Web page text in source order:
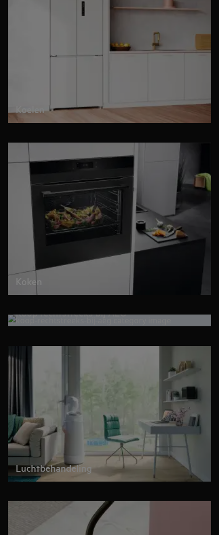
Koelen
Koken
Koop rechtstreeks bij AEG
Luchtbehandeling